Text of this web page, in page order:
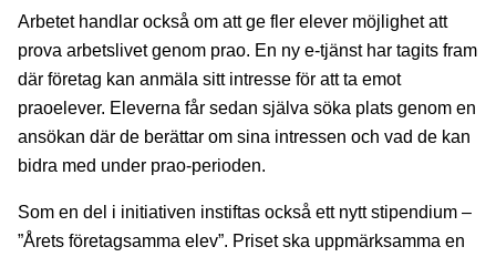
Arbetet handlar också om att ge fler elever möjlighet att
prova arbetslivet genom prao. En ny e-tjänst har tagits fram
där företag kan anmäla sitt intresse för att ta emot
praoelever. Eleverna får sedan själva söka plats genom en
ansökan där de berättar om sina intressen och vad de kan
bidra med under prao-perioden.
Som en del i initiativen instiftas också ett nytt stipendium –
”Årets företagsamma elev”. Priset ska uppmärksamma en